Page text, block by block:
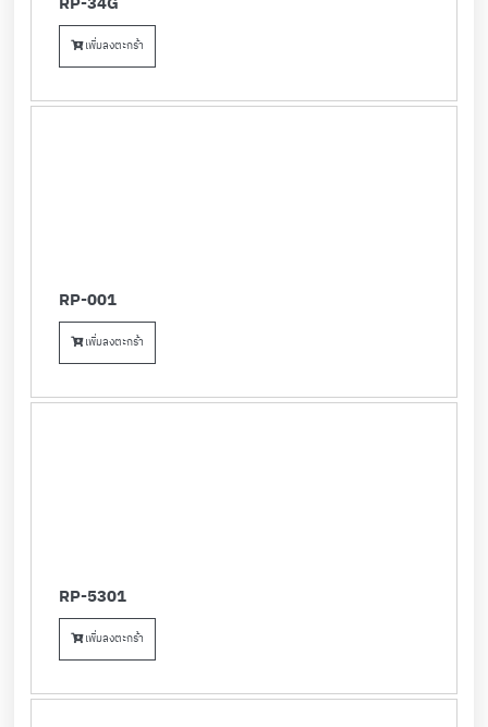
เพิ่มลงตะกร้า
RP-001
เพิ่มลงตะกร้า
RP-5301
เพิ่มลงตะกร้า